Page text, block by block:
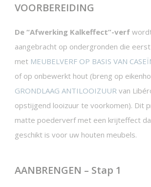
VOORBEREIDING
De “Afwerking Kalkeffect”-verf
aangebracht op ondergronden die
met MEUBELVERF OP BASIS VAN
of op onbewerkt hout (breng op
GRONDLAAG ANTILOOIZUUR van
opstijgend looizuur te voorkomen). Dit
matte poederverf met een krijteffect
geschikt is voor uw houten meubels.
AANBRENGEN – Stap 1